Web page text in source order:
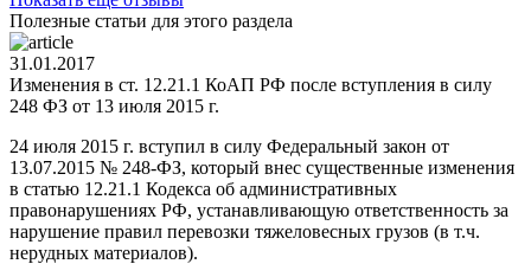
Полезные статьи для этого раздела
31.01.2017
Изменения в ст. 12.21.1 КоАП РФ после вступления в силу
248 ФЗ от 13 июля 2015 г.
24 июля 2015 г. вступил в силу Федеральный закон от
13.07.2015 № 248-ФЗ, который внес существенные изменения
в статью 12.21.1 Кодекса об административных
правонарушениях РФ, устанавливающую ответственность за
нарушение правил перевозки тяжеловесных грузов (в т.ч.
нерудных материалов).